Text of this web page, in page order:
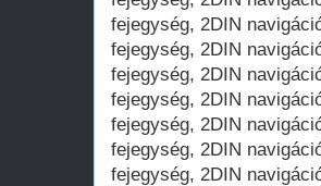
fejegység, 2DIN
fejegység, 2DIN
fejegység, 2DIN
fejegység, 2DIN
fejegység, 2DIN
fejegység, 2DIN
fejegység, 2DIN